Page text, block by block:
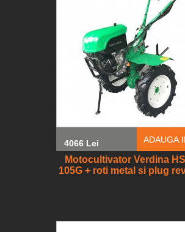
4066 Lei ADAUGA
Motocultivator Verdina
105G + roti metal si plug